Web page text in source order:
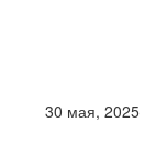
30 мая, 2025